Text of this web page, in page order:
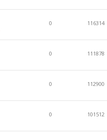
0 116314
0 111878
0 112900
0 101512